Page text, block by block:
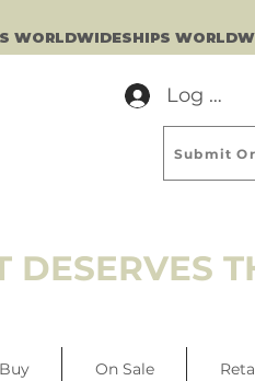
Log In
DESERVES
Submit
On Sale